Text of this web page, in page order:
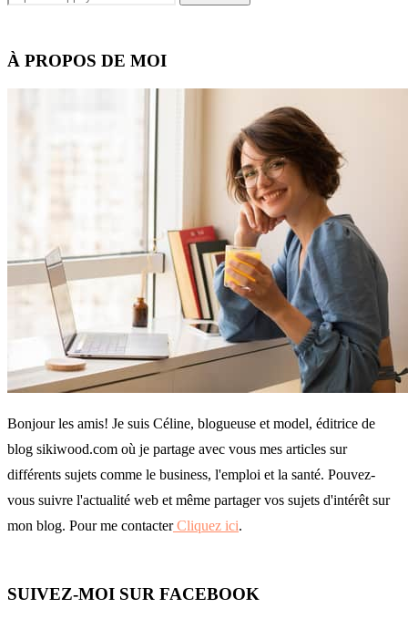
À PROPOS DE MOI
Bonjour les amis! Je suis Céline, blogueuse et model, éditrice de
blog sikiwood.com où je partage avec vous mes articles sur
différents sujets comme le business, l'emploi et la santé. Pouvez-
vous suivre l'actualité web et même partager vos sujets d'intérêt sur
mon blog. Pour me contacterCliquez ici.
SUIVEZ-MOI SUR FACEBOOK